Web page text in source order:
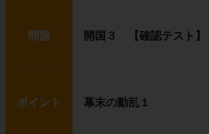
問題 開国３ 【確認テスト】
ポイント 幕末の動乱１